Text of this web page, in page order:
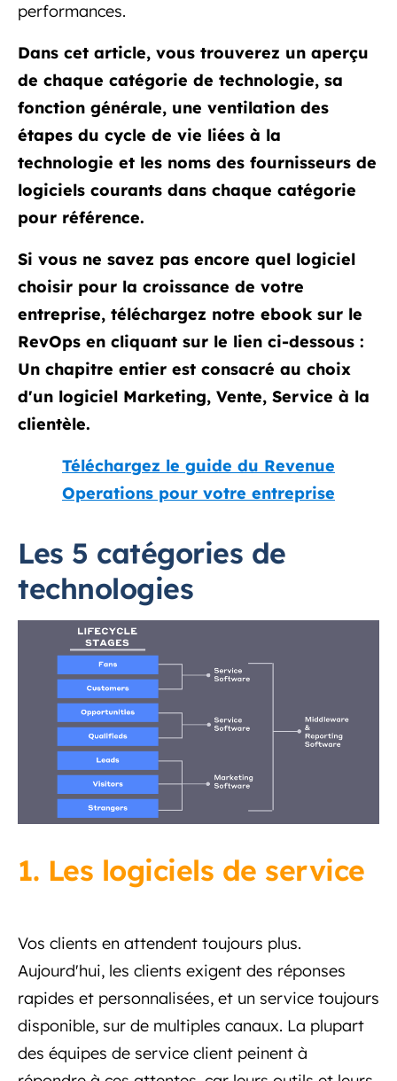
performances.
Dans cet article, vous trouverez un aperçu
de chaque catégorie de technologie, sa
fonction générale, une ventilation des
étapes du cycle de vie liées à la
technologie et les noms des fournisseurs de
logiciels courants dans chaque catégorie
pour référence.
Si vous ne savez pas encore quel logiciel
choisir pour la croissance de votre
entreprise, téléchargez notre ebook sur le
RevOps en cliquant sur le lien ci-dessous :
Un chapitre entier est consacré au choix
d'un logiciel Marketing, Vente, Service à la
clientèle.
Téléchargez le guide du Revenue
Operations pour votre entreprise
Les 5 catégories de
technologies
1. Les logiciels de service
Vos clients en attendent toujours plus.
Aujourd'hui, les clients exigent des réponses
rapides et personnalisées, et un service toujours
disponible, sur de multiples canaux. La plupart
des équipes de service client peinent à